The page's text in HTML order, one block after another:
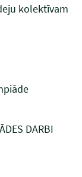
kolektīvam
DARBI